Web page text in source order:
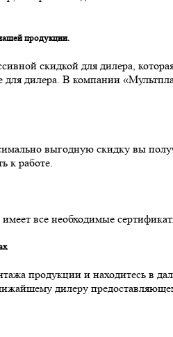
продукции.
скидкой для дилера,
дилера. В компании
выгодную скидку вы
к работе.
все необходимые
продукции и находитесь в
дилеру